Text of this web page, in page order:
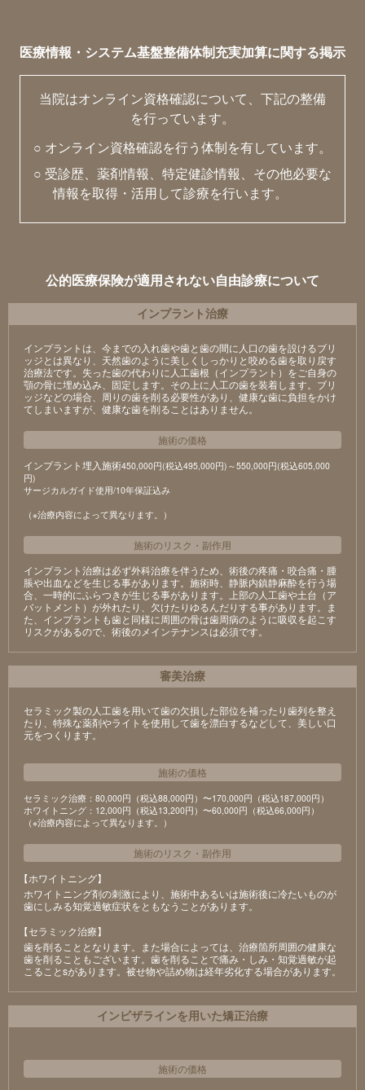
医療情報・システム基盤整備体制充実加算に関する掲示
当院はオンライン資格確認について、下記の整備
を行っています。
○ オンライン資格確認を行う体制を有しています。
○ 受診歴、薬剤情報、特定健診情報、その他必要な
情報を取得・活用して診療を行います。
公的医療保険が適用されない自由診療について
インプラント治療
インプラントは、今までの入れ歯や歯と歯の間に人口の歯を設けるブリ
ッジとは異なり、天然歯のように美しくしっかりと咬める歯を取り戻す
治療法です。失った歯の代わりに人工歯根（インプラント）をご自身の
顎の骨に埋め込み、固定します。その上に人工の歯を装着します。ブリ
ッジなどの場合、周りの歯を削る必要性があり、健康な歯に負担をかけ
てしまいますが、健康な歯を削ることはありません。
施術の価格
インプラント埋入施術450,000円(税込495,000円)～550,000円(税込605,000
円)
サージカルガイド使用/10年保証込み
（※治療内容によって異なります。）
施術のリスク ・ 副作用
インプラント治療は必ず外科治療を伴うため、術後の疼痛・咬合痛・腫
脹や出血などを生じる事があります。施術時、静脈内鎮静麻酔を行う場
合、一時的にふらつきが生じる事があります。上部の人工歯や土台（ア
バットメント）が外れたり、欠けたりゆるんだりする事があります。ま
た、インプラントも歯と同様に周囲の骨は歯周病のように吸収を起こす
リスクがあるので、術後のメインテナンスは必須です。
審美治療
セラミック製の⼈⼯⻭を⽤いて⻭の⽋損した部位を補ったり⻭列を整え
たり、特殊な薬剤やライトを使⽤して⻭を漂⽩するなどして、美しい⼝
元をつくります。
施術の価格
セラミック治療：80,000円（税込88,000円）〜170,000円（税込187,000円）
ホワイトニング：12,000円（税込13,200円）〜60,000円（税込66,000円）
（※治療内容によって異なります。）
施術のリスク ・ 副作用
【ホワイトニング】
ホワイトニング剤の刺激により、施術中あるいは施術後に冷たいものが
⻭にしみる知覚過敏症状をともなうことがあります。
【セラミック治療】
⻭を削ることとなります。また場合によっては、治療箇所周囲の健康な
⻭を削ることもございます。⻭を削ることで痛み・しみ・知覚過敏が起
こることsがあります。被せ物や詰め物は経年劣化する場合があります。
インビザラインを用いた矯正治療
施術の価格